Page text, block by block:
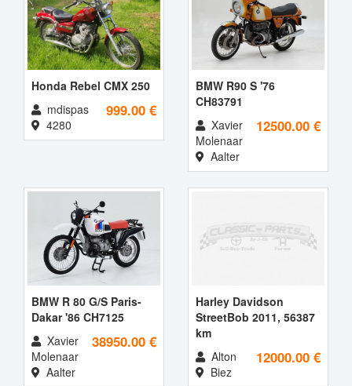
Honda Rebel CMX 250
999.00 €
mdispas
4280
BMW R90 S '76
CH83791
12500.00 €
Xavier
Molenaar
Aalter
BMW R 80 G/S Paris-
Dakar '86 CH7125
38950.00 €
Xavier
Molenaar
Aalter
Harley Davidson
StreetBob 2011, 56387
km
12000.00 €
Alton
Biez